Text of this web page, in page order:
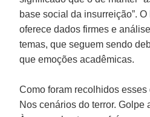
base social da insurreição”.
oferece dados firmes e
temas, que seguem sendo
que emoções acadêmicas.
Como foram recolhidos
Nos cenários do terror. Golpe